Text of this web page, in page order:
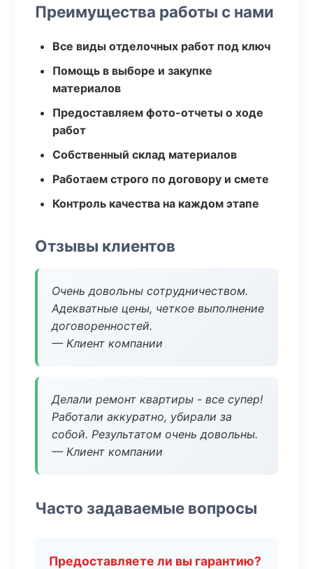
Преимущества работы с нами
Все виды отделочных работ под ключ
Помощь в выборе и закупке
материалов
Предоставляем фото-отчеты о ходе
работ
Собственный склад материалов
Работаем строго по договору и смете
Контроль качества на каждом этапе
Отзывы клиентов
Очень довольны сотрудничеством.
Адекватные цены, четкое выполнение
договоренностей.
— Клиент компании
Делали ремонт квартиры - все супер!
Работали аккуратно, убирали за
собой. Результатом очень довольны.
— Клиент компании
Часто задаваемые вопросы
Предоставляете ли вы гарантию?